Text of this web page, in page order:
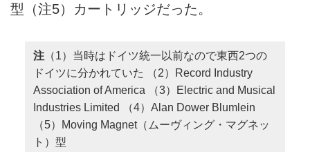
型（注5）カートリッジだった。
注（1）当時はドイツ統一以前なので東西2つの
ドイツに分かれていた （2）Record Industry
Association of America （3）Electric and Musical
Industries Limited （4）Alan Dower Blumlein
（5）Moving Magnet（ムーヴィング・マグネッ
ト）型